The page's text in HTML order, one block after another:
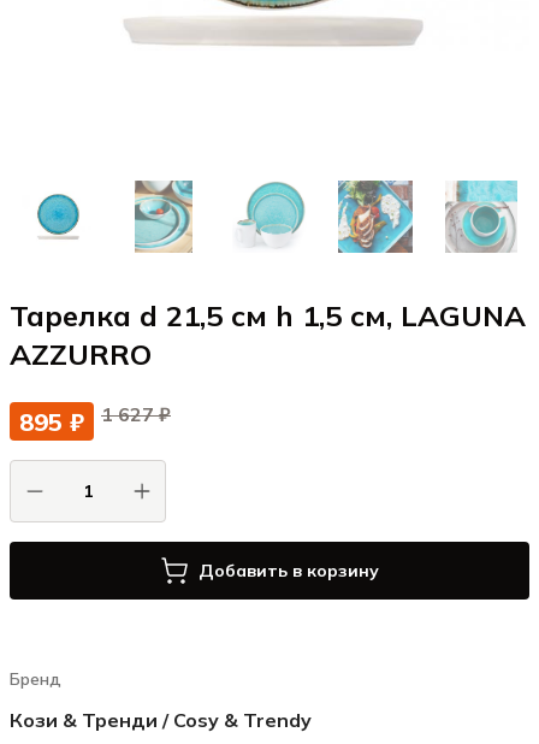
Тарелка d 21,5 см h 1,5 см, LAGUNA
AZZURRO
895 ₽ 1 627 ₽
Добавить в корзину
Бренд
Кози & Тренди / Cosy & Trendy